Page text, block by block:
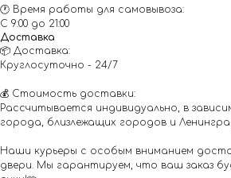
🕐 Время работы для самовывоза:
С 9:00 до 21:00
Доставка
📦 Доставка:
Круглосуточно - 24/7
💰 Стоимость доставки:
Рассчитывается индивидуально, в
города, близлежащих городов и
Наши курьеры с особым вниманием
двери. Мы гарантируем, что ваш заказ